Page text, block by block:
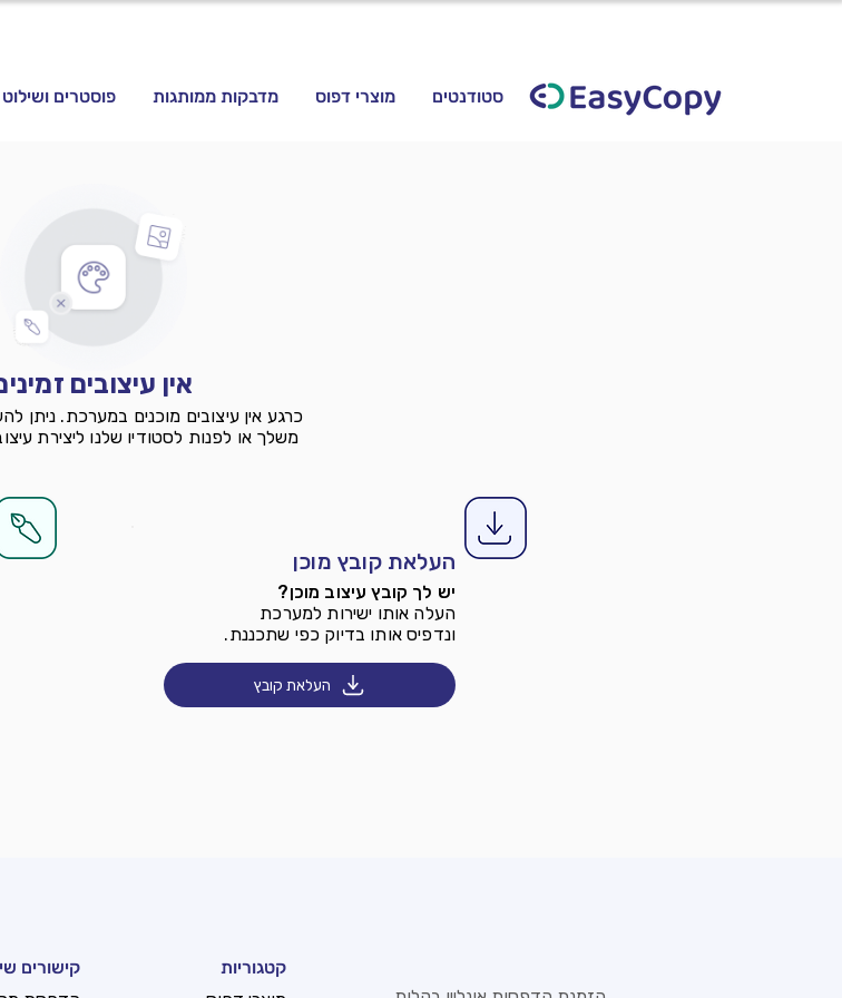
סטודנטים מוצרי דפוס מדבקות ממותגות פוסטרים ושילוט
אין עיצובים
כרגע אין עיצובים מוכנים במערכת. ניתן
משלך או לפנות לסטודיו שלנו ליצירת
העלאת קובץ מוכן
יש לך קובץ עיצוב מוכן?
העלה אותו ישירות למערכת
ונדפיס אותו בדיוק כפי שתכננת.
העלאת קובץ
קישורים
קטגוריות